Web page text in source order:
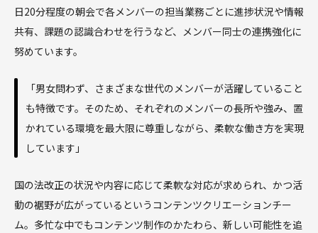
日20分程度の朝会で各メンバーの担当業務ごとに進捗状況や情報
共有、課題の認識合わせを行うなど、メンバー同士の連携強化に
努めています。
「男女問わず、さまざまな世代のメンバーが活躍していること
も特徴です。そのため、それぞれのメンバーの長所や強み、置
かれている環境を最大限に尊重しながら、柔軟な働き方を実現
しています」
国の法改正の状況や内容に応じて柔軟な対応が求められ、かつ活
動の裾野が広がっているというコンテンツクリエーションチー
ム。多忙な中でもコンテンツ制作のかたわら、新しい可能性を追